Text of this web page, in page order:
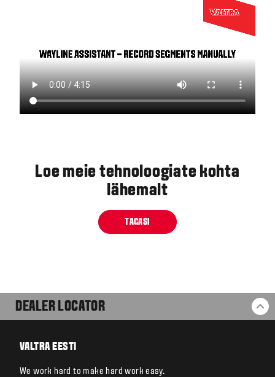
Loe meie tehnoloogiate kohta
lähemalt
TAGASI
DEALER LOCATOR
VALTRA EESTI
We work hard to make hard work easy.